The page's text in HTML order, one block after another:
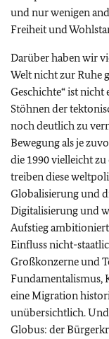
und nur wenigen
Freiheit und
Darüber haben wir
Welt nicht zur Ruhe
Geschichte“ ist nicht
Stöhnen der
noch deutlich zu
Bewegung als je
die 1990 vielleicht
treiben diese
Globalisierung und
Digitalisierung und
Aufstieg
Einfluss nicht-
Großkonzerne und
Fundamentalismus,
eine Migration
unübersichtlich.
Globus: der